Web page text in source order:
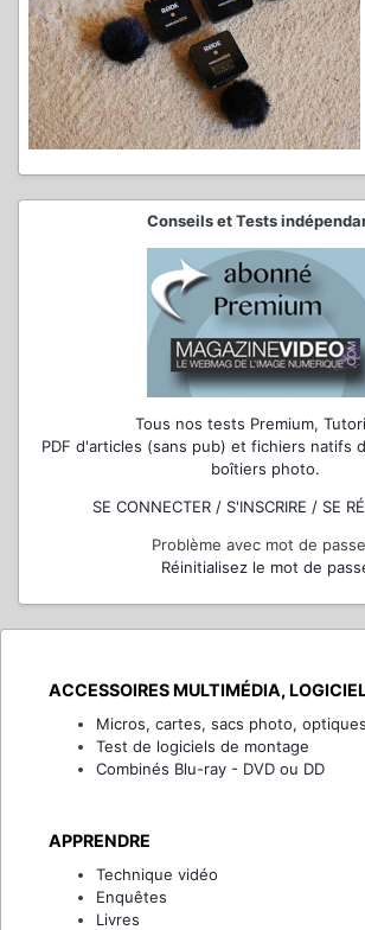
Conseils et Tests
Tous nos tests Premium,
PDF d'articles (sans pub) et fichiers natifs
boîtiers photo.
SE CONNECTER / S'INSCRIRE / SE
Problème avec mot de
Réinitialisez le mot de
ACCESSOIRES MULTIMÉDIA,
Micros, cartes, sacs photo, optiques
Test de logiciels de montage
Combinés Blu-ray - DVD ou DD
APPRENDRE
Technique vidéo
Enquêtes
Livres